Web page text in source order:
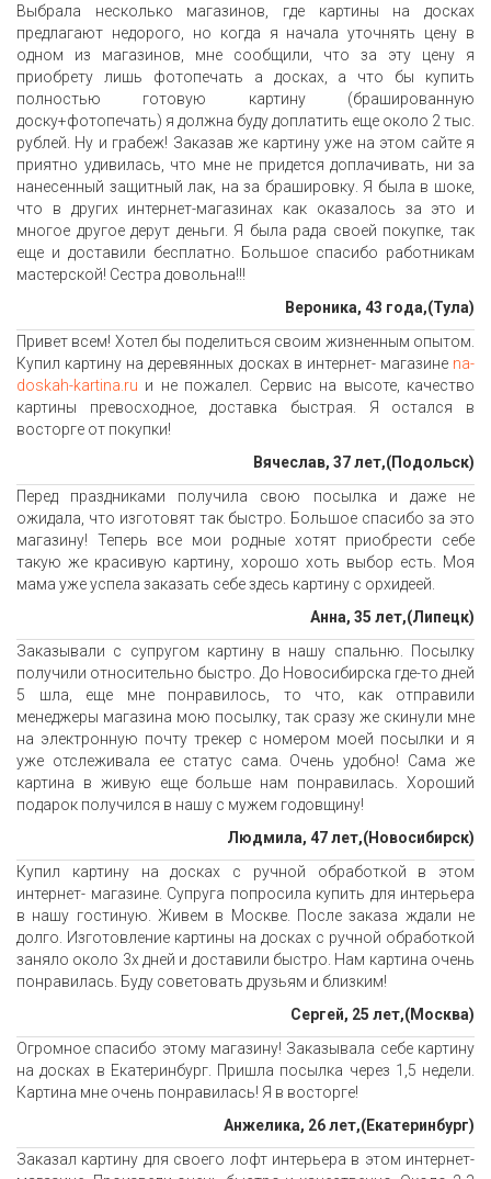
Выбрала несколько магазинов, где картины на досках
предлагают недорого, но когда я начала уточнять цену в
одном из магазинов, мне сообщили, что за эту цену я
приобрету лишь фотопечать а досках, а что бы купить
полностью готовую картину (брашированную
доску+фотопечать) я должна буду доплатить еще около 2 тыс.
рублей. Ну и грабеж! Заказав же картину уже на этом сайте я
приятно удивилась, что мне не придется доплачивать, ни за
нанесенный защитный лак, на за брашировку. Я была в шоке,
что в других интернет-магазинах как оказалось за это и
многое другое дерут деньги. Я была рада своей покупке, так
еще и доставили бесплатно. Большое спасибо работникам
мастерской! Сестра довольна!!!
Вероника, 43 года,(Тула)
Привет всем! Хотел бы поделиться своим жизненным опытом.
Купил картину на деревянных досках в интернет- магазине na-
doskah-kartina.ru и не пожалел. Сервис на высоте, качество
картины превосходное, доставка быстрая. Я остался в
восторге от покупки!
Вячеслав, 37 лет,(Подольск)
Перед праздниками получила свою посылка и даже не
ожидала, что изготовят так быстро. Большое спасибо за это
магазину! Теперь все мои родные хотят приобрести себе
такую же красивую картину, хорошо хоть выбор есть. Моя
мама уже успела заказать себе здесь картину с орхидеей.
Анна, 35 лет,(Липецк)
Заказывали с супругом картину в нашу спальню. Посылку
получили относительно быстро. До Новосибирска где-то дней
5 шла, еще мне понравилось, то что, как отправили
менеджеры магазина мою посылку, так сразу же скинули мне
на электронную почту трекер с номером моей посылки и я
уже отслеживала ее статус сама. Очень удобно! Сама же
картина в живую еще больше нам понравилась. Хороший
подарок получился в нашу с мужем годовщину!
Людмила, 47 лет,(Новосибирск)
Купил картину на досках с ручной обработкой в этом
интернет- магазине. Супруга попросила купить для интерьера
в нашу гостиную. Живем в Москве. После заказа ждали не
долго. Изготовление картины на досках с ручной обработкой
заняло около 3х дней и доставили быстро. Нам картина очень
понравилась. Буду советовать друзьям и близким!
Сергей, 25 лет,(Москва)
Огромное спасибо этому магазину! Заказывала себе картину
на досках в Екатеринбург. Пришла посылка через 1,5 недели.
Картина мне очень понравилась! Я в восторге!
Анжелика, 26 лет,(Екатеринбург)
Заказал картину для своего лофт интерьера в этом интернет-